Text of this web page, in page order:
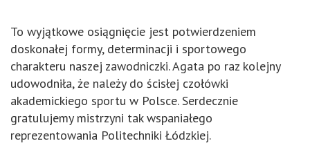
To wyjątkowe osiągnięcie jest potwierdzeniem
doskonałej formy, determinacji i sportowego
charakteru naszej zawodniczki. Agata po raz kolejny
udowodniła, że należy do ścisłej czołówki
akademickiego sportu w Polsce. Serdecznie
gratulujemy mistrzyni tak wspaniałego
reprezentowania Politechniki Łódzkiej.